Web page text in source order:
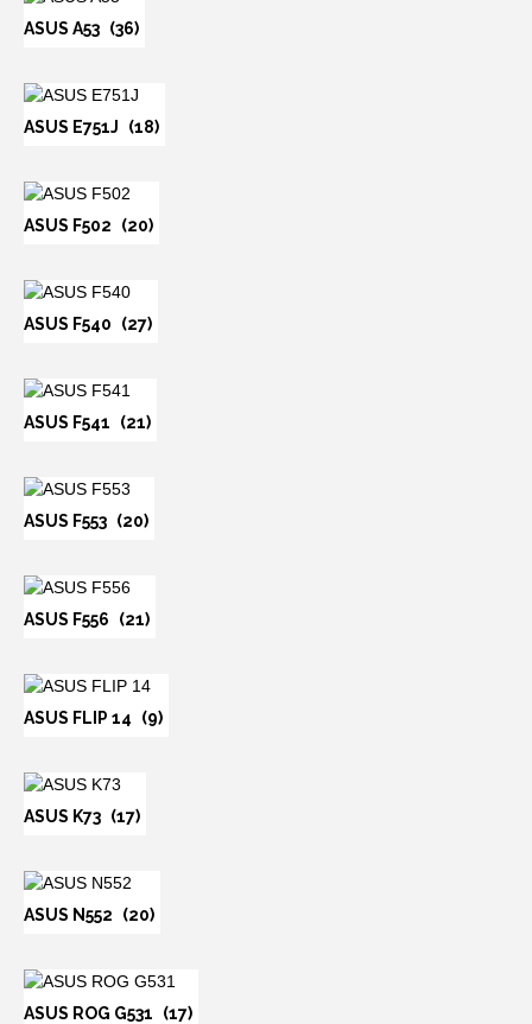
ASUS A53 (36)
ASUS E751J (18)
ASUS F502 (20)
ASUS F540 (27)
ASUS F541 (21)
ASUS F553 (20)
ASUS F556 (21)
ASUS FLIP 14 (9)
ASUS K73 (17)
ASUS N552 (20)
ASUS ROG G531 (17)